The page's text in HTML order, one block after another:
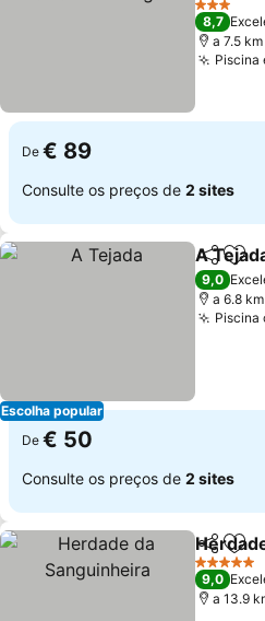
3 Estrelas
8,7
a 7.5
Piscina
De € 89
Consulte os preços de 2 sites
Escolha popular
Partilhar
A
9,0
a 6.8
Piscina
De € 50
Consulte os preços de 2 sites
Partilhar
5 Estrelas
9,0
a 13.9